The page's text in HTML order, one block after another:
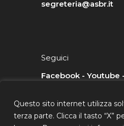
Questo sito internet utilizza
terza parte. Clicca il tasto “X”
segreteria@asbr.it
Seguici
Facebook -Youtube -